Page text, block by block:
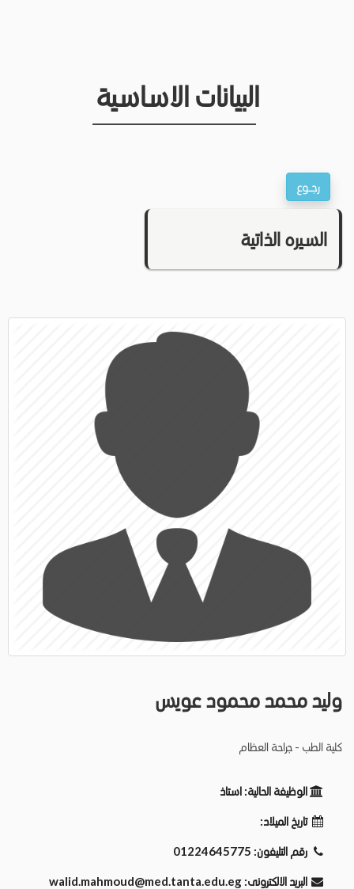
البيانات الاساسية
السيره الذاتية
وليد محمد محمود عويس
كلية الطب - جراحة العظام
الوظيفة الحالية: استاذ
تاريخ الميلاد:
رقم التليفون: 01224645775
البريد الالكترونى: walid.mahmoud@med.tanta.edu.eg